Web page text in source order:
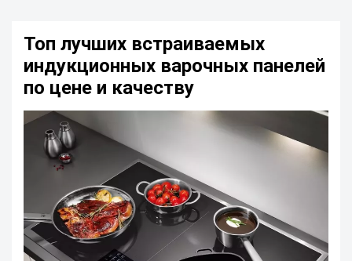
Топ лучших встраиваемых
индукционных варочных панелей
по цене и качеству